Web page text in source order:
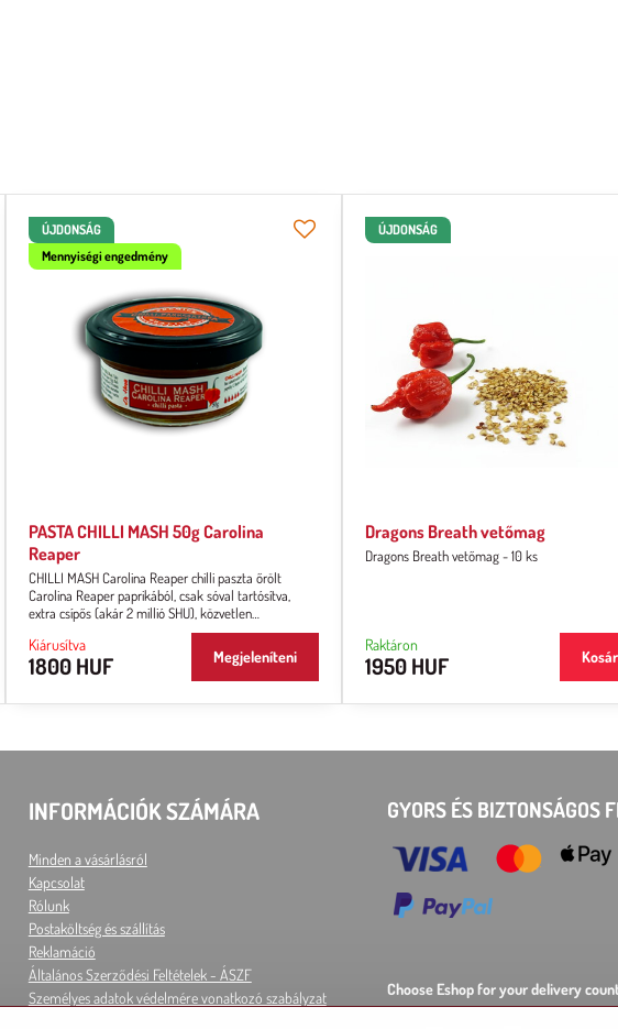
ÚJDONSÁG
Mennyiségi engedmény
PASTA CHILLI MASH 50g Carolina
Reaper
CHILLI MASH Carolina Reaper chilli paszta őrölt
Carolina Reaper paprikából, csak sóval tartósítva,
extra csípős (akár 2 millió SHU), közvetlen
fogyasztásra. Az állaga sűrű, pépes.
Kiárusítva
1800 HUF Megjeleníteni
ÚJDONSÁG
Dragons Breath vetőmag
Dragons Breath vetőmag - 10 ks
Raktáron
1950 HUF
INFORMÁCIÓK SZÁMÁRA
Minden a vásárlásról
Kapcsolat
Rólunk
Postaköltség és szállítás
Reklamáció
Általános Szerződési Feltételek - ÁSZF
Személyes adatok védelmére vonatkozó szabályzat
GYORS ÉS BIZTONSÁGOS
Choose Eshop for your delivery